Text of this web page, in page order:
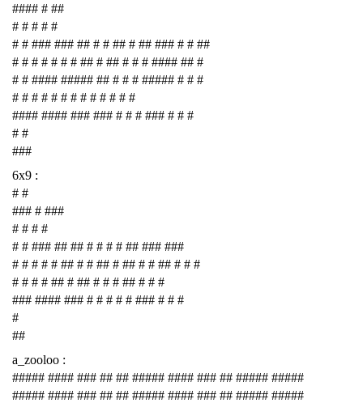
#### # ##
# # # # #
# # ### ### ## # # ## # ## ### # # ##
# # # # # # # ## # ## # # # #### ## #
# # #### ##### ## # # # ##### # # #
# # # # # # # # # # # # #
#### #### ### ### # # # ### # # #
# #
###
6x9 :
# #
### # ###
# # # #
# # ### ## ## # # # # ## ### ###
# # # # # ## # # ## # ## # # ## # # #
# # # # ## # ## # # # ## # # #
### #### ### # # # # # ### # # #
#
##
a_zooloo :
##### #### ### ## ## ##### #### ### ## ##### #####
##### #### ### ## ## ##### #### ### ## ##### #####